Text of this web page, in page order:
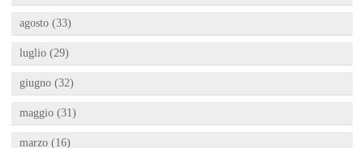
agosto (33)
luglio (29)
giugno (32)
maggio (31)
marzo (16)